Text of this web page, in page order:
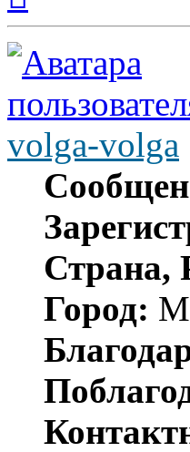
началу
volga-volga
Страна,
Город: